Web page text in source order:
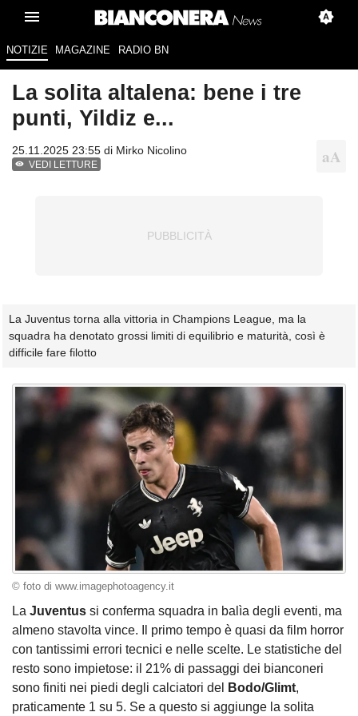
NOTIZIE MAGAZINE RADIO BN
La solita altalena: bene i tre
punti, Yildiz e...
25.11.2025 23:55 di Mirko Nicolino
VEDI LETTURE
La Juventus torna alla vittoria in Champions League, ma la
squadra ha denotato grossi limiti di equilibrio e maturità, così è
difficile fare filotto
© foto di www.imagephotoagency.it
La Juventus si conferma squadra in balìa degli eventi, ma
almeno stavolta vince. Il primo tempo è quasi da film horror
con tantissimi errori tecnici e nelle scelte. Le statistiche del
resto sono impietose: il 21% di passaggi dei bianconeri
sono finiti nei piedi degli calciatori del
Bodo/Glimt,
praticamente 1 su 5. Se a questo si aggiunge la solita